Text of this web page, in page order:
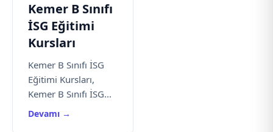
Kemer B Sınıfı
İSG Eğitimi
Kursları
Kemer B Sınıfı İSG
Eğitimi Kursları,
Kemer B Sınıfı İSG...
Devamı →